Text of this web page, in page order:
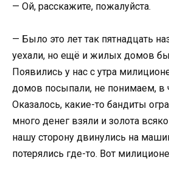
— Ой, расскажите, пожалуйста.
— Было это лет так пятнадцать
уехали, но ещё и жилых домов
Появились у нас с утра
домов посыпали, не понимаем, в
Оказалось, какие-то бандиты
много денег взяли и золота
нашу сторону двинулись на
потерялись где-то. Вот